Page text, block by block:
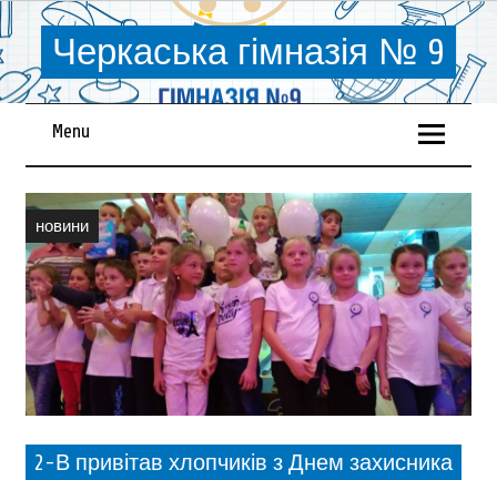
Черкаська гімназія № 9
Menu
новини
2-В привітав хлопчиків з Днем захисника